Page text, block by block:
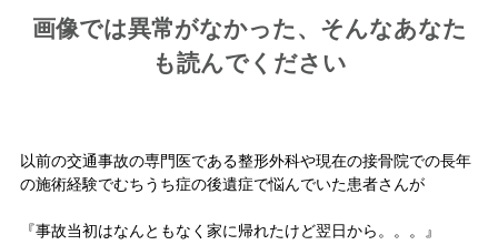
画像では異常がなかった、そんなあなた
も読んでください
以前の交通事故の専門医である整形外科や現在の接骨院での長年
の施術経験でむちうち症の後遺症で悩んでいた患者さんが
『事故当初はなんともなく家に帰れたけど翌日から。。。』